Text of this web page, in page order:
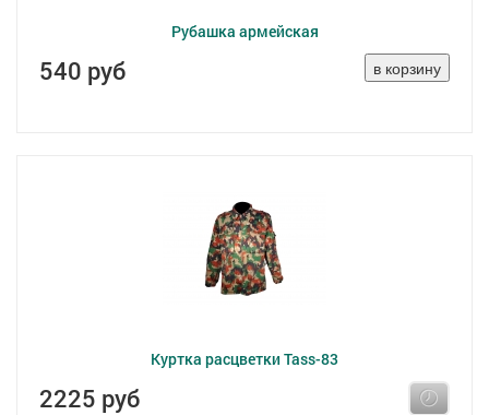
Рубашка армейская
540 руб
Куртка расцветки Tass-83
2225 руб